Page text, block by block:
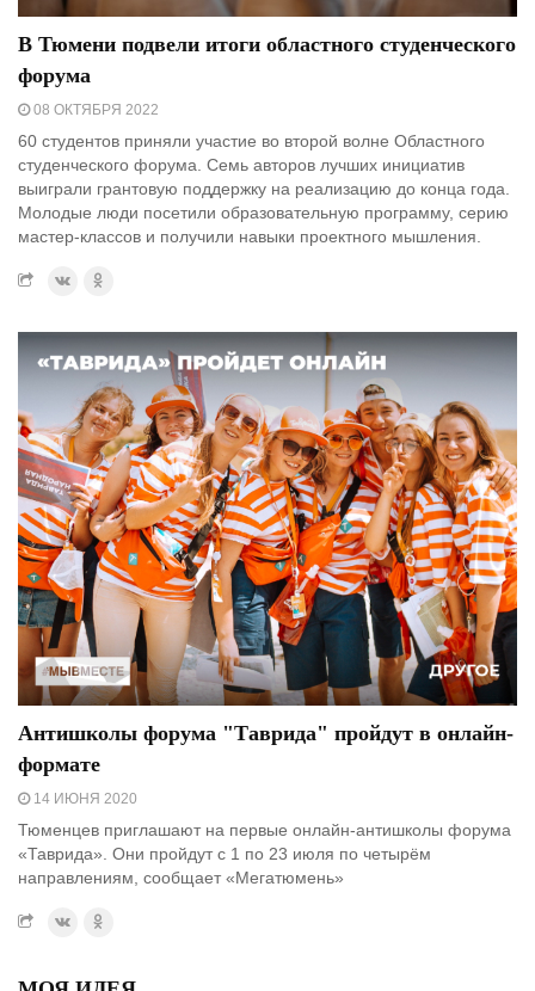
В Тюмени подвели итоги областного студенческого
форума
08 ОКТЯБРЯ 2022
60 студентов приняли участие во второй волне Областного
студенческого форума. Семь авторов лучших инициатив
выиграли грантовую поддержку на реализацию до конца года.
Молодые люди посетили образовательную программу, серию
мастер-классов и получили навыки проектного мышления.
Антишколы форума "Таврида" пройдут в онлайн-
формате
14 ИЮНЯ 2020
Тюменцев приглашают на первые онлайн-антишколы форума
«Таврида». Они пройдут с 1 по 23 июля по четырём
направлениям, сообщает «Мегатюмень»